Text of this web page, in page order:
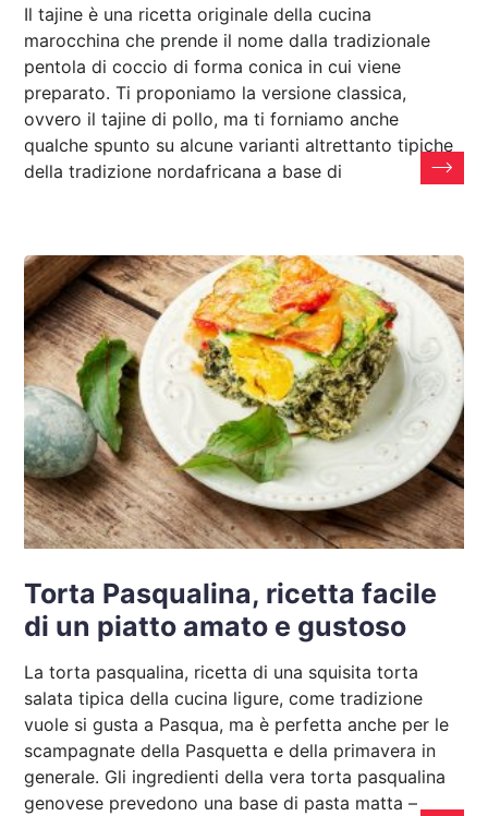
Il tajine è una ricetta originale della cucina
marocchina che prende il nome dalla tradizionale
pentola di coccio di forma conica in cui viene
preparato. Ti proponiamo la versione classica,
ovvero il tajine di pollo, ma ti forniamo anche
qualche spunto su alcune varianti altrettanto tipiche
della tradizione nordafricana a base di
Torta Pasqualina, ricetta facile
di un piatto amato e gustoso
La torta pasqualina, ricetta di una squisita torta
salata tipica della cucina ligure, come tradizione
vuole si gusta a Pasqua, ma è perfetta anche per le
scampagnate della Pasquetta e della primavera in
generale. Gli ingredienti della vera torta pasqualina
genovese prevedono una base di pasta matta –